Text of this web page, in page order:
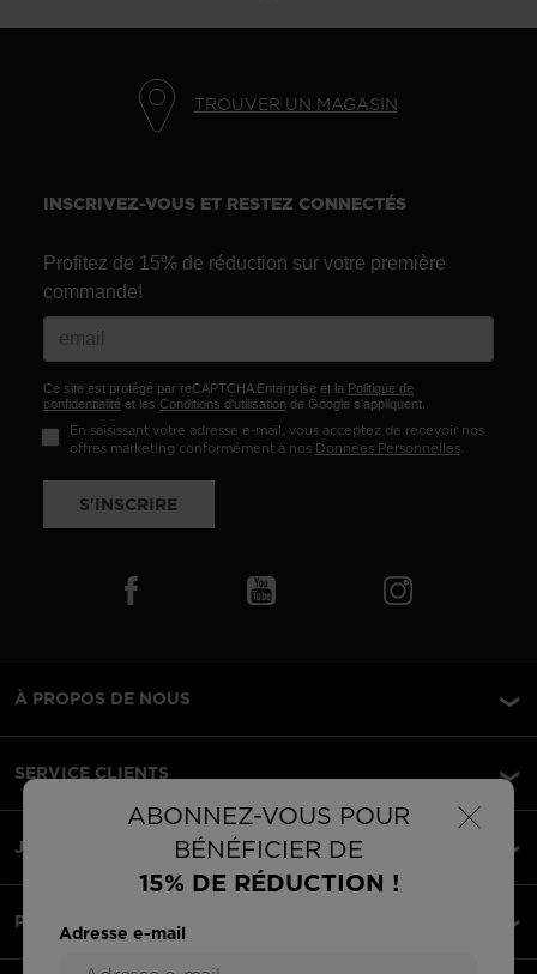
×
ABONNEZ-VOUS POUR
BÉNÉFICIER DE
15% DE RÉDUCTION !
Adresse e-mail
TROUVER UN MAGASIN
INSCRIVEZ-VOUS ET RESTEZ CONNECTÉS
Profitez de 15% de réduction sur votre première
commande!
Ce site est protégé par reCAPTCHA Enterprise et la Politique de
confidentialité et les Conditions d'utilisation de Google s'appliquent.
En saisissant votre adresse e-mail, vous acceptez de recevoir nos
offres marketing conformément à nos Données Personnelles.
S'INSCRIRE
À PROPOS DE NOUS
SERVICE CLIENTS
JURIDIQUE
PAIEMENTS ACCEPTÉS